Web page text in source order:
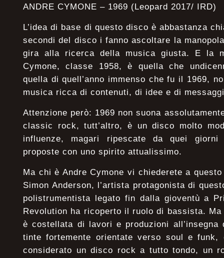
ANDRE CYMONE – 1969 (Leopard 2017/ IRD)
L’idea di base di questo disco è abbastanza
secondi del disco i fanno ascoltare la
gira alla ricerca della musica giusta. E la
Cymone, classe 1958, è quella che
quella di quell’anno immenso che fu il 1969,
musica ricca di contenuti, di idee e di
Attenzione però: 1969 non suona
classic rock, tutt’altro, è un disco molto
influenze, magari ripescate da quei
proposte con uno spirito attualissimo.
Ma chi è Andre Cymone vi chiederete a
Simon Anderson, l’artista protagonista di
polistrumentista legato fin dalla gioventù a
Revolution ha ricoperto il ruolo di bassista.
è costellata di lavori e produzioni
tinte fortemente orientate verso soul e funk,
considerato un disco rock a tutto tondo, un